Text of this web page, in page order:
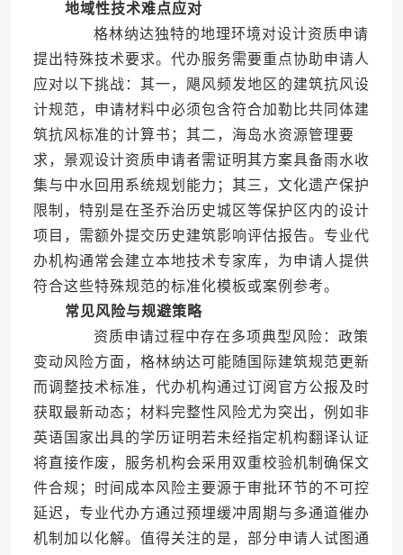
地域性技术难点应对
格林纳达独特的地理环境对设计资质申请
提出特殊技术要求。代办服务需要重点协助申请人
应对以下挑战：其一，飓风频发地区的建筑抗风设
计规范，申请材料中必须包含符合加勒比共同体建
筑抗风标准的计算书；其二，海岛水资源管理要
求，景观设计资质申请者需证明其方案具备雨水收
集与中水回用系统规划能力；其三，文化遗产保护
限制，特别是在圣乔治历史城区等保护区内的设计
项目，需额外提交历史建筑影响评估报告。专业代
办机构通常会建立本地技术专家库，为申请人提供
符合这些特殊规范的标准化模板或案例参考。
常见风险与规避策略
资质申请过程中存在多项典型风险：政策
变动风险方面，格林纳达可能随国际建筑规范更新
而调整技术标准，代办机构通过订阅官方公报及时
获取最新动态；材料完整性风险尤为突出，例如非
英语国家出具的学历证明若未经指定机构翻译认证
将直接作废，服务机构会采用双重校验机制确保文
件合规；时间成本风险主要源于审批环节的不可控
延迟，专业代办方通过预埋缓冲周期与多通道催办
机制加以化解。值得关注的是，部分申请人试图通